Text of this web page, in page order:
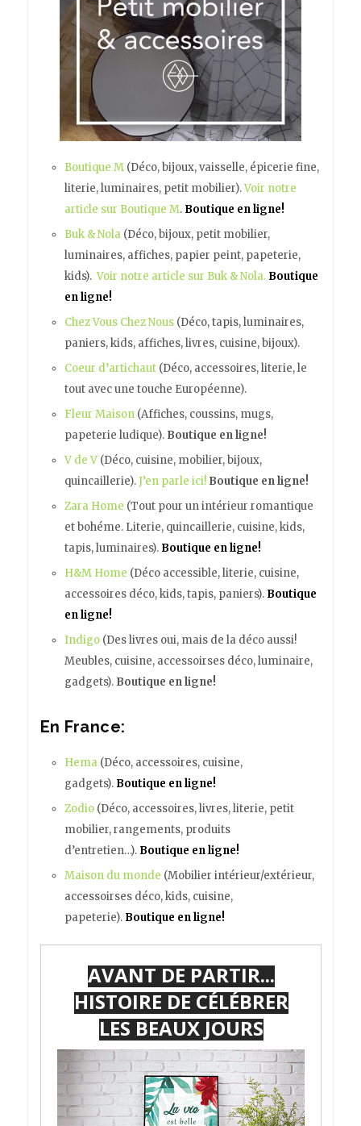
Boutique M(Déco, bijoux, vaisselle, épicerie fine,
literie, luminaires, petit mobilier).Voir notre
article sur Boutique M. Boutique en ligne!
Buk & Nola(Déco, bijoux, petit mobilier,
luminaires, affiches, papier peint, papeterie,
kids).Voir notre article sur Buk & Nola. Boutique
en ligne!
Chez Vous Chez Nous(Déco, tapis, luminaires,
paniers, kids, affiches, livres, cuisine, bijoux).
Coeur d’artichaut(Déco, accessoires, literie, le
tout avec une touche Européenne).
Fleur Maison(Affiches, coussins, mugs,
papeterie ludique). Boutique en ligne!
V de V(Déco, cuisine, mobilier, bijoux,
quincaillerie).J’en parle ici! Boutique en ligne!
Zara Home (Tout pour un intérieur romantique
et bohéme. Literie, quincaillerie, cuisine, kids,
tapis, luminaires). Boutique en ligne!
H&M Home (Déco accessible, literie, cuisine,
accessoires déco, kids, tapis, paniers). Boutique
en ligne!
Indigo(Des livres oui, mais de la déco aussi!
Meubles, cuisine, accessoirses déco, luminaire,
gadgets). Boutique en ligne!
En France:
Hema(Déco, accessoires, cuisine,
gadgets). Boutique en ligne!
Zodio(Déco, accessoires, livres, literie, petit
mobilier, rangements, produits
d’entretien…). Boutique en ligne!
Maison du monde (Mobilier intérieur/extérieur,
accessoirses déco, kids, cuisine,
papeterie). Boutique en ligne!